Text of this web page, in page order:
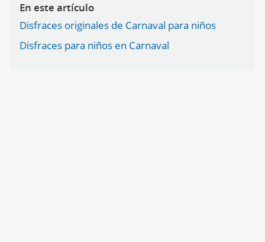
En este artículo
Disfraces originales de Carnaval para niños
Disfraces para niños en Carnaval